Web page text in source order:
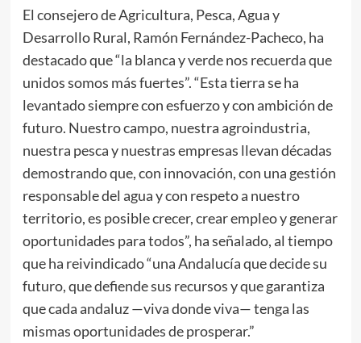
El consejero de Agricultura, Pesca, Agua y
Desarrollo Rural, Ramón Fernández-Pacheco, ha
destacado que “la blanca y verde nos recuerda que
unidos somos más fuertes”. “Esta tierra se ha
levantado siempre con esfuerzo y con ambición de
futuro. Nuestro campo, nuestra agroindustria,
nuestra pesca y nuestras empresas llevan décadas
demostrando que, con innovación, con una gestión
responsable del agua y con respeto a nuestro
territorio, es posible crecer, crear empleo y generar
oportunidades para todos”, ha señalado, al tiempo
que ha reivindicado “una Andalucía que decide su
futuro, que defiende sus recursos y que garantiza
que cada andaluz —viva donde viva— tenga las
mismas oportunidades de prosperar.”